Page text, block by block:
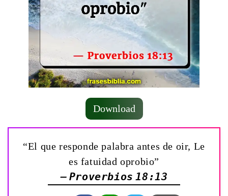
Download
“El que responde palabra antes de oir, Le
es fatuidad oprobio”
— Proverbios 18:13